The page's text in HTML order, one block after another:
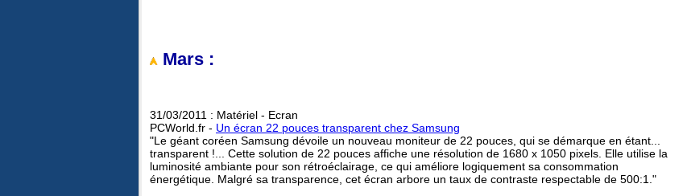
Mars :
31/03/2011 : Matériel - Ecran
PCWorld.fr - Un écran 22 pouces transparent chez Samsung
"Le géant coréen Samsung dévoile un nouveau moniteur de 22 pouces, qui se démarque en étant...
transparent !... Cette solution de 22 pouces affiche une résolution de 1680 x 1050 pixels. Elle utilise la
luminosité ambiante pour son rétroéclairage, ce qui améliore logiquement sa consommation
énergétique. Malgré sa transparence, cet écran arbore un taux de contraste respectable de 500:1."